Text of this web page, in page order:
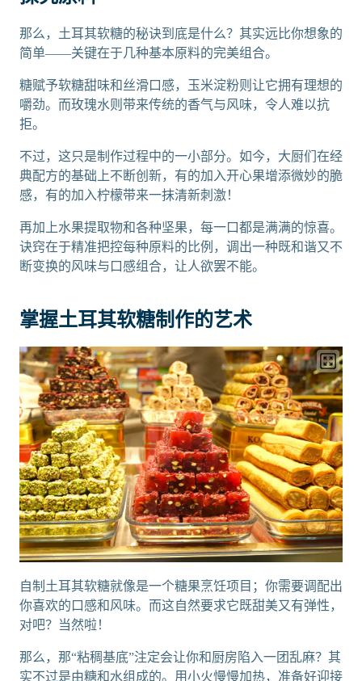
那么，土耳其软糖的秘诀到底是什么？其实远比你想象的
简单——关键在于几种基本原料的完美组合。
糖赋予软糖甜味和丝滑口感，玉米淀粉则让它拥有理想的
嚼劲。而玫瑰水则带来传统的香气与风味，令人难以抗
拒。
不过，这只是制作过程中的一小部分。如今，大厨们在经
典配方的基础上不断创新，有的加入开心果增添微妙的脆
感，有的加入柠檬带来一抹清新刺激！
再加上水果提取物和各种坚果，每一口都是满满的惊喜。
诀窍在于精准把控每种原料的比例，调出一种既和谐又不
断变换的风味与口感组合，让人欲罢不能。
掌握土耳其软糖制作的艺术
自制土耳其软糖就像是一个糖果烹饪项目；你需要调配出
你喜欢的口感和风味。而这自然要求它既甜美又有弹性，
对吧？当然啦！
那么，那“粘稠基底”注定会让你和厨房陷入一团乱麻？其
实不过是由糖和水组成的。用小火慢慢加热，准备好迎接